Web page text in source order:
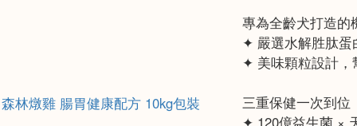
專為全齡犬打造的
✦ 嚴選水解胜肽蛋
✦ 美味顆粒設計，
三重保健一次到位
✦ 120億益生菌 ×